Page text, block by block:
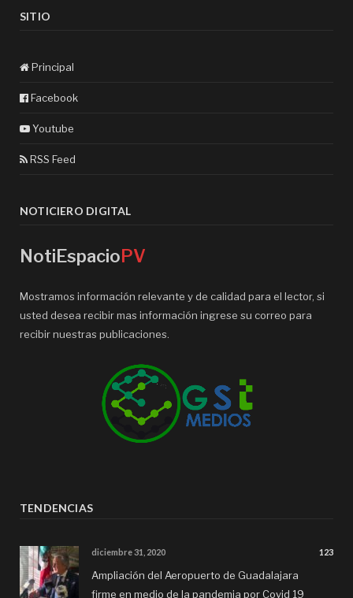
SITIO
Principal
Facebook
Youtube
RSS Feed
NOTICIERO DIGITAL
NotiEspacioPV
Mostramos información relevante y de calidad para el lector, si
usted desea recibir mas información ingrese su correo para
recibir nuestras publicaciones.
TENDENCIAS
diciembre 31, 2020 123
Ampliación del Aeropuerto de Guadalajara
firme en medio de la pandemia por Covid 19